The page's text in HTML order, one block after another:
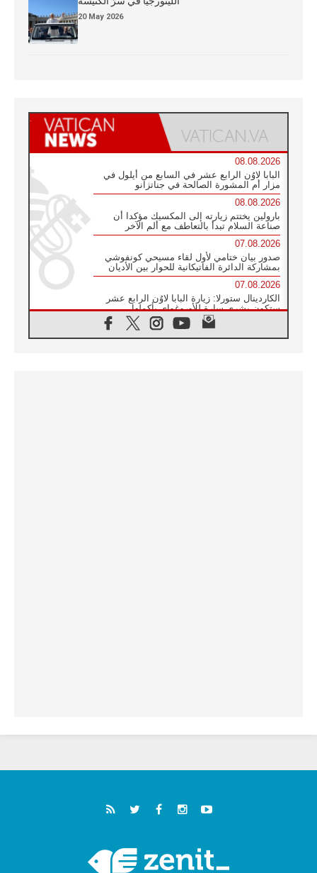
20 May 2026
08.08.2026
البابا لاوُن الرابع عشر في السابع من أيلول في
مزار أم المشورة الصالحة في جناتزانو
08.08.2026
بارولين يختتم زيارته إلى المكسيك مؤكدا أن
صناعة السلام تبدأ بالتعاطف مع ألم الآخر
07.08.2026
صدور بيان ختامي لأول لقاء مسيحي كونفوشي
بمشاركة الدائرة الفاتيكانية للحوار بين الأديان
07.08.2026
الكاردينال ستورلا: زيارة البابا لاوُن الرابع عشر
ستكون بشرى سارة للأوروغواي بأكملها
الفاتيكان يعلن برنامج الزيارة الرسولية للبابا لاوُن